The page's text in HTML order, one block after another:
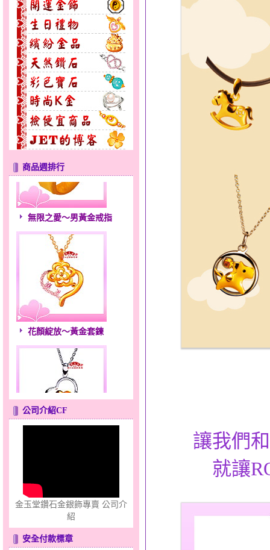
商品週排行
無限之愛～男黃金戒指
花顏綻放～黃金套鍊
只愛你～男黃金戒指
公司介紹CF
金玉堂鑽石金銀飾專賣 公司介
紹
安全付款標章
讓我們
就讓